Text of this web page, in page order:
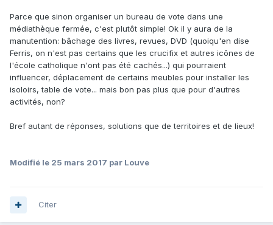
Parce que sinon organiser un bureau de vote dans une
médiathèque fermée, c'est plutôt simple! Ok il y aura de la
manutention: bâchage des livres, revues, DVD (quoiqu'en dise
Ferris, on n'est pas certains que les crucifix et autres icônes de
l'école catholique n'ont pas été cachés...) qui pourraient
influencer, déplacement de certains meubles pour installer les
isoloirs, table de vote... mais bon pas plus que pour d'autres
activités, non?
Bref autant de réponses, solutions que de territoires et de lieux!
Modifié le 25 mars 2017 par Louve
Citer